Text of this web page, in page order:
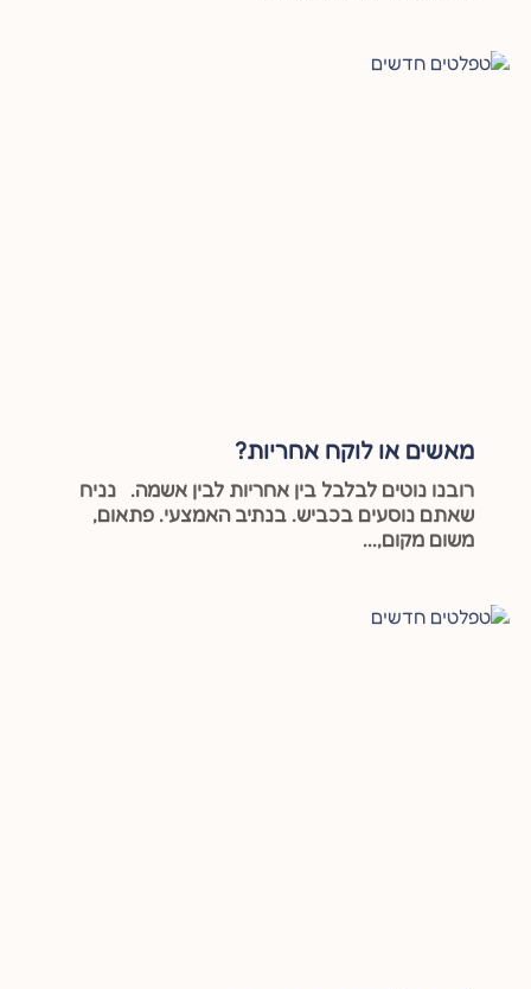
מאשים או לוקח אחריות?
רובנו נוטים לבלבל בין אחריות לבין אשמה. נניח
שאתם נוסעים בכביש. בנתיב האמצעי. פתאום,
משום מקום,...